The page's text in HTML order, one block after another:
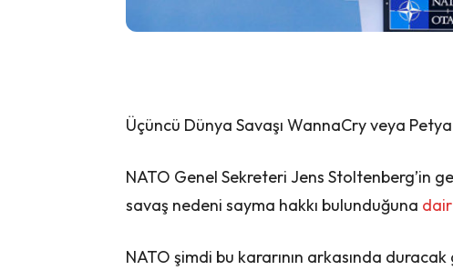
Üçüncü Dünya Savaşı WannaCry veya
NATO Genel Sekreteri Jens Stoltenberg’in
savaş nedeni sayma hakkı bulunduğuna dair
NATO şimdi bu kararının arkasında